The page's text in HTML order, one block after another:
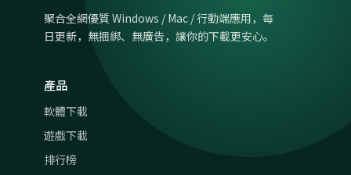
聚合全網優質 Windows / Mac / 行動端應用，每
日更新，無捆綁、無廣告，讓你的下載更安心。
產品
軟體下載
遊戲下載
排行榜